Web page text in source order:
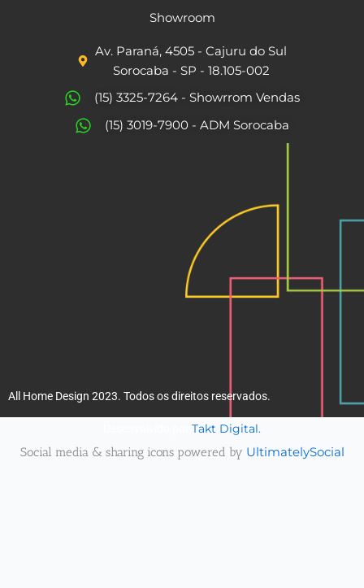
c
e
b
o
o
t
a
g
r
Showroom
Av. Paraná, 4505 - Cajuru do Sul
Sorocaba - SP - 18.105-002
(15) 3325-7264 - Showrrom Vendas
(15) 3019-7900 - ADM Sorocaba
All Home Design 2023. Todos os direitos reservados.
Takt Digital.
Social media & sharing icons powered by UltimatelySocial